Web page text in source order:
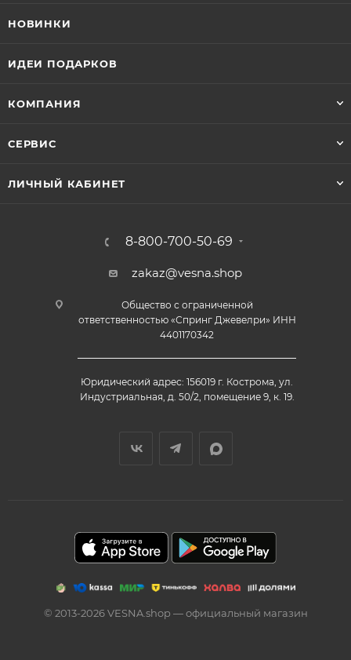
НОВИНКИ
ИДЕИ ПОДАРКОВ
КОМПАНИЯ
СЕРВИС
ЛИЧНЫЙ КАБИНЕТ
8-800-700-50-69
zakaz@vesna.shop
Общество с ограниченной
ответственностью «Спринг Джевелри» ИНН
4401170342
Юридический адрес: 156019 г. Кострома, ул.
Индустриальная, д. 50/2, помещение 9, к. 19.
© 2013-2026 VESNA.shop — официальный магазин